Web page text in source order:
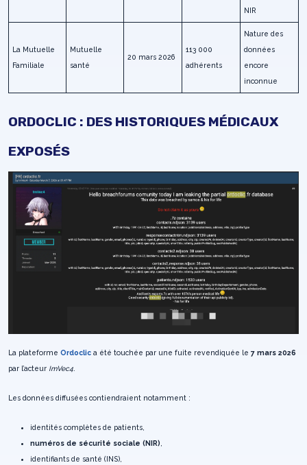
NIR
La Mutuelle
Familiale
Mutuelle
santé
20 mars 2026
113 000
adhérents
Nature des
données
encore
inconnue
ORDOCLIC : DES HISTORIQUES MÉDICAUX
EXPOSÉS
La plateforme Ordoclic a été touchée par une fuite revendiquée le 7 mars 2026
par l’acteur ImVec4
Les données diffusées contiendraient notamment :
identités complètes de patients,
numéros de sécurité sociale (NIR)
identifiants de santé (INS),